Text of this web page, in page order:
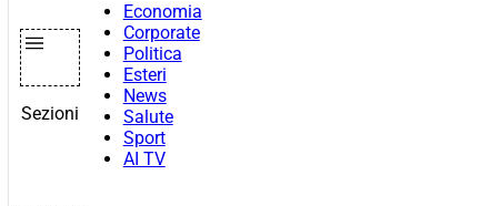
Sezioni
Economia
Corporate
Politica
Esteri
News
Salute
Sport
AI TV